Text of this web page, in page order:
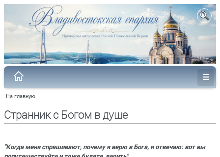
На главную
Странник с Богом в душе
"Когда меня спрашивают, почему я верю в Бога, я отвечаю: вот вы